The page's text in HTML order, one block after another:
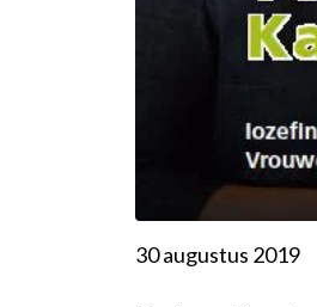
30 augustus 2019